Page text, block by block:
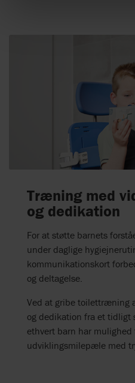
Træning med
og dedikation
For at støtte barnets
under daglige
kommunikationskort
og deltagelse.
Ved at gribe toilettræning
og dedikation fra et tidligt
ethvert barn har mulighed
udviklingsmilepæle med